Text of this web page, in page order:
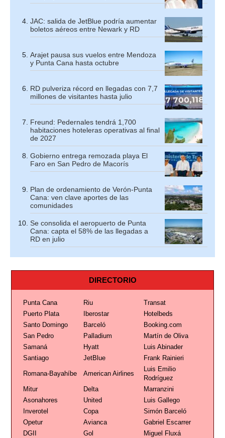
JAC: salida de JetBlue podría aumentar
boletos aéreos entre Newark y RD
Arajet pausa sus vuelos entre Mendoza
y Punta Cana hasta octubre
RD pulveriza récord en llegadas con 7,7
millones de visitantes hasta julio
Freund: Pedernales tendrá 1,700
habitaciones hoteleras operativas al final
de 2027
Gobierno entrega remozada playa El
Faro en San Pedro de Macorís
Plan de ordenamiento de Verón-Punta
Cana: ven clave aportes de las
comunidades
Se consolida el aeropuerto de Punta
Cana: capta el 58% de las llegadas a
RD en julio
DIRECTORIO
Punta Cana Riu
Transat
Puerto Plata
Iberostar
Hotelbeds
Santo Domingo
Barceló
Booking.com
San Pedro
Palladium
Martín de Oliva
Samaná
Hyatt
Luis Abinader
Santiago
JetBlue Frank Rainieri
Romana-Bayahíbe American Airlines
Luis Emilio
Rodríguez
Mitur
Delta
Marranzini
Asonahores
United
Luis Gallego
Inverotel
Copa
Simón Barceló
Opetur
Avianca
Gabriel Escarrer
DGII
Gol Miguel Fluxá